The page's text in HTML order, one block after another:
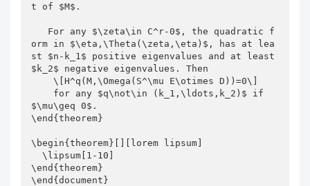
t of $M$.
orm in $\eta,\Theta(\zeta,\eta)$, has at lea
st $n-k_1$ positive eigenvalues and at least
$k_2$ negative eigenvalues. Then
    \[H^q(M,\Omega(S^\mu E\otimes D))=0\]
$\mu\geq 0$.
\end{theorem}
\begin{theorem}[][lorem lipsum]
  \lipsum[1-10]
\end{theorem}
\end{document}